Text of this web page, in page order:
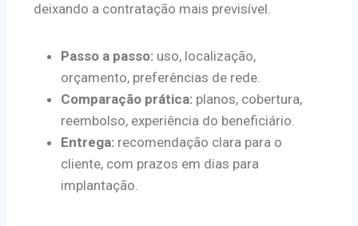
deixando a contratação mais previsível.
Passo a passo: uso, localização,
orçamento, preferências de rede.
Comparação prática: planos, cobertura,
reembolso, experiência do beneficiário.
Entrega: recomendação clara para o
cliente, com prazos em dias para
implantação.